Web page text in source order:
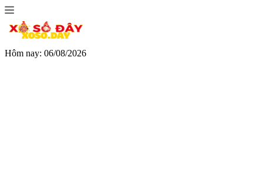
Hôm nay: 06/08/2026